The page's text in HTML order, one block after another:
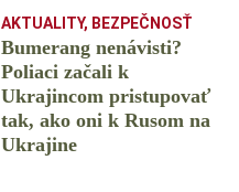
AKTUALITY, BEZPEČNOSŤ
Bumerang nenávisti?
Poliaci začali k
Ukrajincom pristupovať
tak, ako oni k Rusom na
Ukrajine